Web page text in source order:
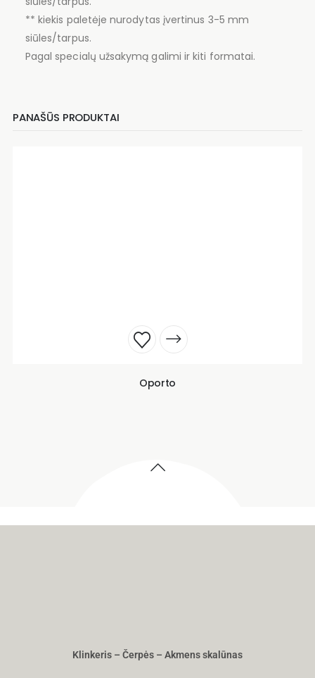
** kiekis paletėje nurodytas įvertinus 3-5 mm
siūles/tarpus.
Pagal specialų užsakymą galimi ir kiti formatai.
PANAŠŪS PRODUKTAI
Oporto
Klinkeris – Čerpės – Akmens skalūnas